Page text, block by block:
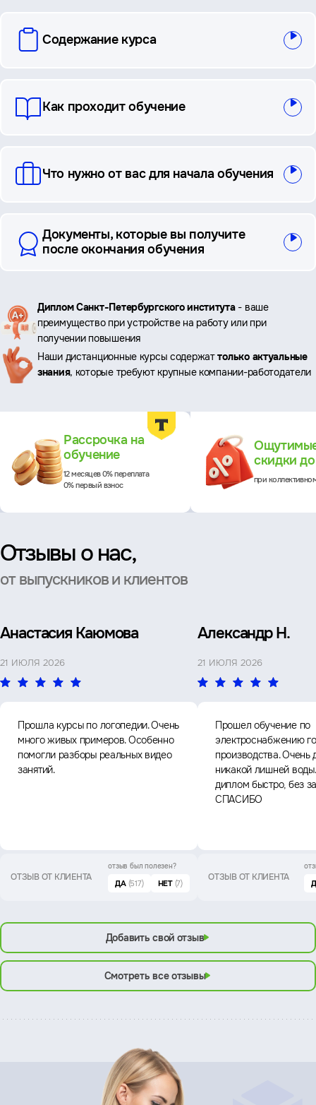
вопросы
Содержание курса
Как проходит обучение
Что нужно от вас для начала обучения
Документы, которые вы получите
после окончания обучения
Ключевые
преимущества
Диплом Санкт-Петербургского института- ваше
преимущество при устройстве на работу или при
получении повышения
Наши дистанционные курсы содержаттолько актуальные
знания, которые требуют крупные компании-работодатели
Рассрочка на
обучение
12 месяцев 0% переплата
0% первый взнос
скидки
при
Отзывы о нас,
от выпускников и клиентов
Анастасия Каюмова
21 ИЮЛЯ 2026
Прошла курсы по логопедии. Очень
много живых примеров. Особенно
помогли разборы реальных видео
занятий.
ОТЗЫВ ОТ КЛИЕНТА
отзыв был полезен?
ДА (517) НЕТ (7)
Александр Н.
21 ИЮЛЯ 2026
Прошел обучение по
электроснабжению
производства. Очень
никакой лишней
диплом быстро, без
СПАСИБО
ОТЗЫВ ОТ КЛИЕНТА
Добавить свой отзыв
Смотреть все отзывы